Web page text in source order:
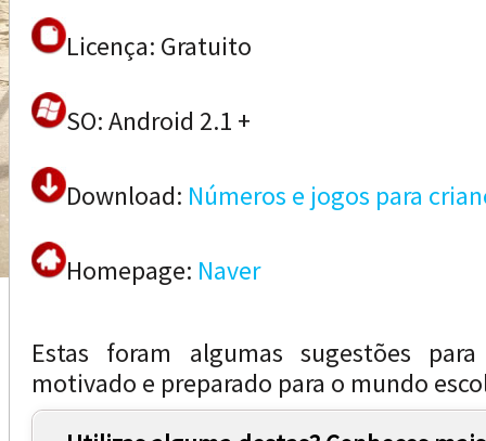
Licença: Gratuito
SO: Android 2.1 +
Download: Números e jogos para
Homepage: Naver
Estas foram algumas sugestões
motivado e preparado para o mundo